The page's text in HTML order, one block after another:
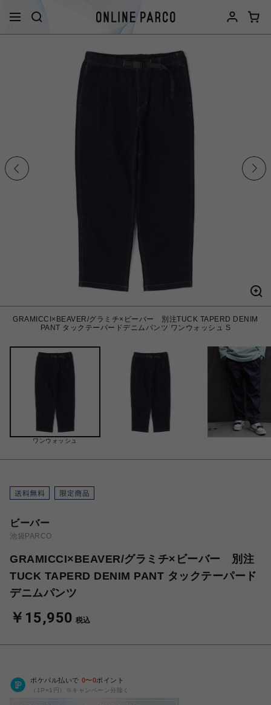
GRAMICCI×BEAVER/グラミチ×ビーバー 別注TUCK TAPERD DENIM
PANT タックテーパードデニムパンツ ワンウォッシュ S
ワンウォッシュ
ビーバー
池袋PARCO
GRAMICCI×BEAVER/グラミチ×ビーバー 別注
TUCK TAPERD DENIM PANT タックテーパード
デニムパンツ
￥15,950 税込
ポケパル払いで 0〜0ポイント
（1P=1円）※キャンペーン分除く